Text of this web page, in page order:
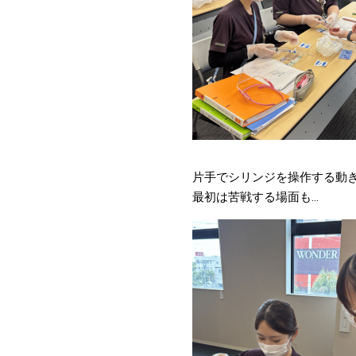
片手でシリンジを操作する動
最初は苦戦する場面も…